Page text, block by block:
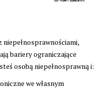
bariery ograniczające
osobą niepełnosprawną i:
we własnym